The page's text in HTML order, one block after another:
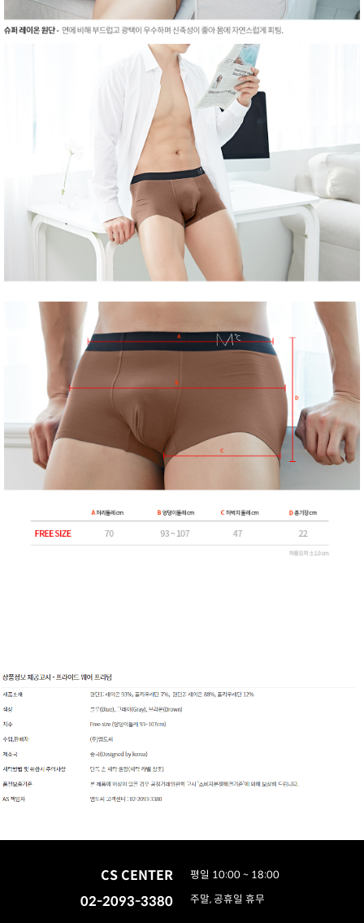
CS CENTER
02-2093-3380
평일 10:00 ~ 18:00
주말, 공휴일 휴무